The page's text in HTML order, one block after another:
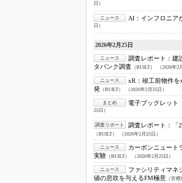
日）
ニュース AI： インフロニア
日）
2026年2月25日
ニュース 調査レポート： 建
タバンク調査 （BUILT） （2026年2
ニュース xR： 竣工前物件を
発 （BUILT） （2026年2月25日）
まとめ 電子ブックレット
25日）
調査リポート 調査レポート：
（BUILT） （2026年2月25日）
ニュース カーボンニュート
実験 （BUILT） （2026年2月25日）
ニュース ファシリティマネ
値の息吹を与えるFM極意 （宮